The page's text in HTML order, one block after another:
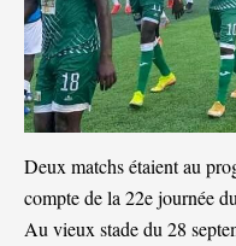
Deux matchs étaient au
compte de la 22e journée
Au vieux stade du 28